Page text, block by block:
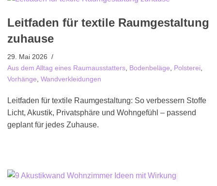
Leitfaden für textile Raumgestaltung
zuhause
29. Mai 2026
Aus dem Alltag eines Raumausstatters Bodenbeläge Polsterei
Vorhänge Wandverkleidungen
Leitfaden für textile Raumgestaltung: So verbessern Stoffe
Licht, Akustik, Privatsphäre und Wohngefühl – passend
geplant für jedes Zuhause.